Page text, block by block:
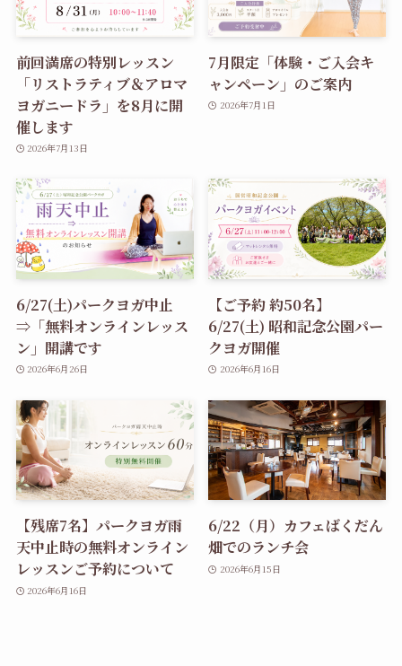
前回満席の特別レッスン
「リストラティブ＆アロマ
ヨガニードラ」を8月に開
催します
2026年7月13日
7月限定「体験・ご入会キ
ャンペーン」のご案内
2026年7月1日
6/27(土)パークヨガ中止
⇒「無料オンラインレッス
ン」開講です
2026年6月26日
【ご予約 約50名】
6/27(土) 昭和記念公園パー
クヨガ開催
2026年6月16日
【残席7名】パークヨガ雨
天中止時の無料オンライン
レッスンご予約について
2026年6月16日
6/22（月）カフェばくだん
畑でのランチ会
2026年6月15日